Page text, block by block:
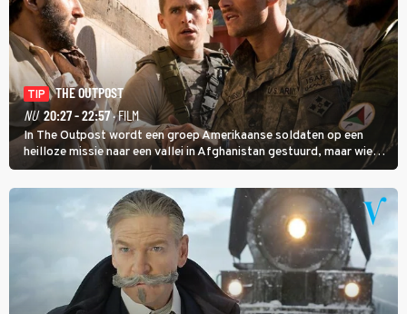
TIP
THE OUTPOST
NU 20:27 - 22:57· FILM
In The Outpost wordt een groep Amerikaanse soldaten op een
heilloze missie naar een vallei in Afghanistan gestuurd, maar wie
overleeft daar een aanval?